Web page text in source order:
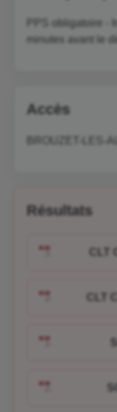
PPS obligatoire -
minutes avant le
Accès
Résultats
CLT
CLT